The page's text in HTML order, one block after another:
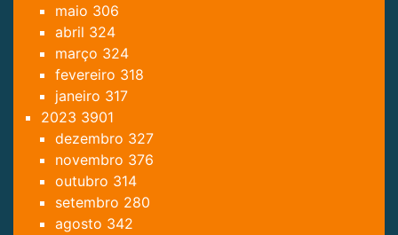
maio 306
abril 324
março 324
fevereiro 318
janeiro 317
2023 3901
dezembro 327
novembro 376
outubro 314
setembro 280
agosto 342